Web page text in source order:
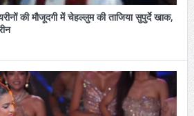
की मौजूदगी में चेहल्लुम की ताजिया सुपुर्दे खाक,